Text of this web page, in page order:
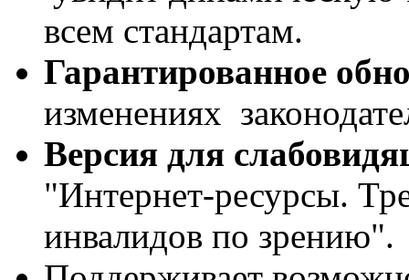
всем стандартам.
Гарантированное
изменениях
Версия для
"Интернет-ресурсы.
инвалидов по зрению".